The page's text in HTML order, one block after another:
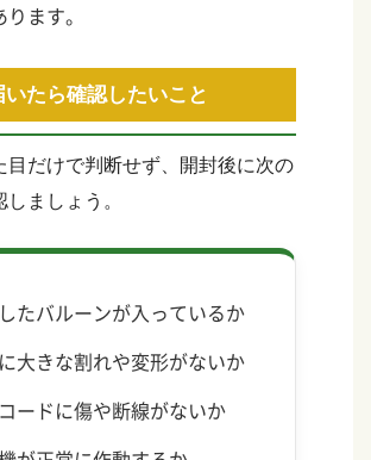
ます。
たら確認したいこと
目だけで判断せず、開封後に次の
ましょう。
たバルーンが入っているか
大きな割れや変形がないか
ードに傷や断線がないか